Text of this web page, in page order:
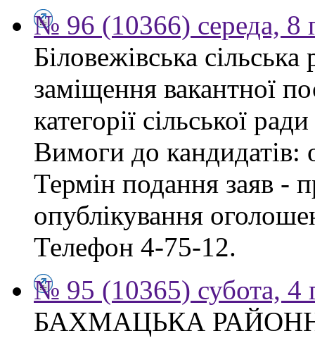
№ 96 (10366) середа, 8
Біловежівська
заміщення вакантної
категорії сільської
Вимоги до кандидатів:
Термін подання заяв -
опублікування
Телефон 4-75-12.
№ 95 (10365) субота, 4
БАХМАЦЬКА